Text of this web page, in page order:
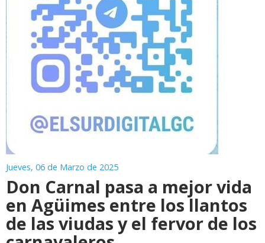
Jueves, 06 de Marzo de 2025
Don Carnal pasa a mejor vida
en Agüimes entre los llantos
de las viudas y el fervor de los